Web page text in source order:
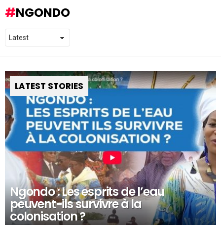
NGONDO
LATEST STORIES
Ngondo : Les esprits de l’eau
peuvent-ils survivre à la
colonisation ?